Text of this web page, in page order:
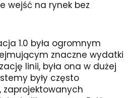
wejść na rynek bez
1.0 była ogromnym
znaczne wydatki
linii, była ona w dużej
były często
zaprojektowanych